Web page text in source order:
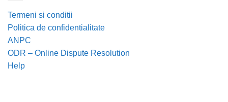
Termeni si conditii
Politica de confidentialitate
ANPC
ODR – Online Dispute Resolution
Help